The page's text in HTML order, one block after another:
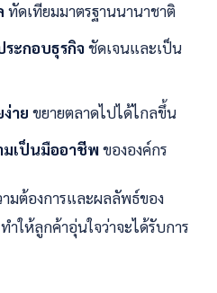
ทัดเทียมมาตรฐานนานาชาติ
ระกอบธุรกิจชัดเจนและเป็น
าย ขยายตลาดไปได้ไกลขึ้น
มเป็นมืออาชีพขององค์กร
มต้องการและผลลัพธ์ของ
ำให้ลูกค้าอุ่นใจว่าจะได้รับการ